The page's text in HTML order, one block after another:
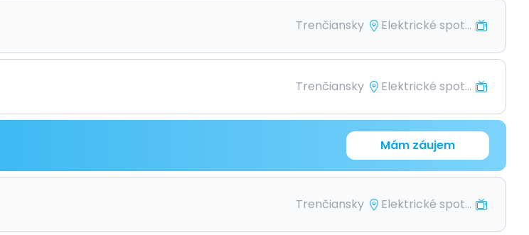
Trenčiansky Elektrické spot...
Trenčiansky Elektrické spot...
Mám záujem
Trenčiansky Elektrické spot...